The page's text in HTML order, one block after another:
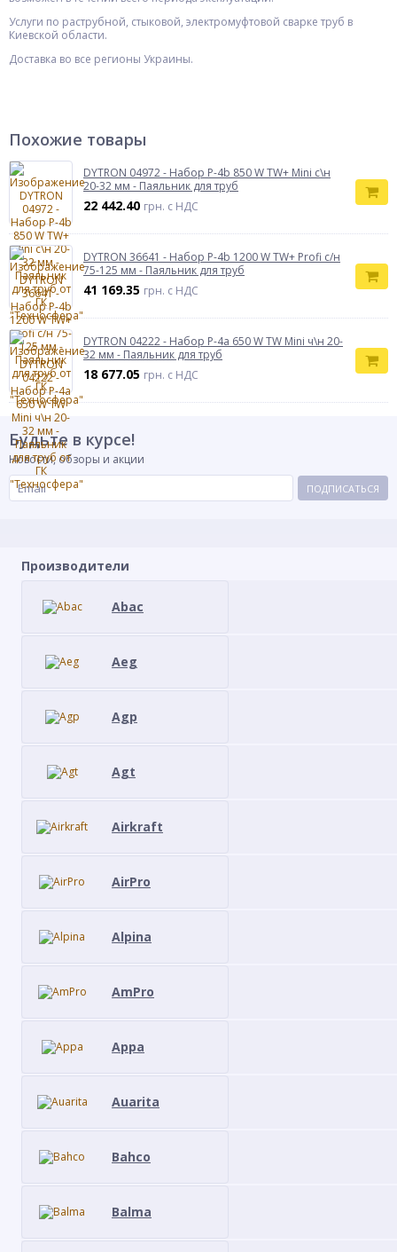
Услуги по раструбной, стыковой, электромуфтовой сварке труб в
Киевской области.
Доставка во все регионы Украины.
Похожие товары
DYTRON 04972 - Набор P-4b 850 W TW+ Mini с\н
20-32 мм - Паяльник для труб
22 442.40 грн. с НДС
DYTRON 36641 - Набор P-4b 1200 W TW+ Profi с/н
75-125 мм - Паяльник для труб
41 169.35 грн. с НДС
DYTRON 04222 - Набор P-4а 650 W TW Mini ч\н 20-
32 мм - Паяльник для труб
18 677.05 грн. с НДС
Будьте в курсе!
Новости, обзоры и акции
ПОДПИСАТЬСЯ
Производители
Abac
Aeg
Agp
Agt
Airkraft
AirPro
Alpina
AmPro
Appa
Auarita
Bahco
Balma